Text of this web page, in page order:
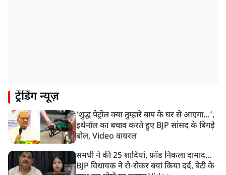
गुजरात में आज से होती तिरंगा यात्रा की शुरुआत, शासन से
10:39 AM
रांची में छात्रों का विधानसभा मार्च शुरू, BJP ने भी CM आवास
घेरा
ट्रेंडिंग न्यूज़
‘शुद्ध पेट्रोल क्या तुम्हारे बाप के घर से आएगा…’,
इथेनॉल का बचाव करते हुए BJP सांसद के बिगड़े
बोल, Video वायरल
समधी ने की 25 शादियां, फ्रॉड निकला दामाद…
BJP विधायक ने रो-रोकर बयां किया दर्द, बेटी के